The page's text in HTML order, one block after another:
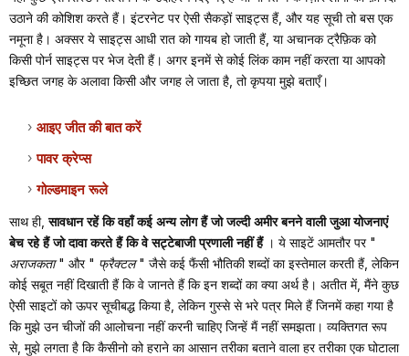
उठाने की कोशिश करते हैं। इंटरनेट पर ऐसी सैकड़ों साइट्स हैं, और यह सूची तो बस एक
नमूना है। अक्सर ये साइट्स आधी रात को गायब हो जाती हैं, या अचानक ट्रैफ़िक को
किसी पोर्न साइट्स पर भेज देती हैं। अगर इनमें से कोई लिंक काम नहीं करता या आपको
इच्छित जगह के अलावा किसी और जगह ले जाता है, तो कृपया मुझे बताएँ।
आइए जीत की बात करें
पावर क्रेप्स
गोल्डमाइन रूले
साथ ही,सावधान रहें कि वहाँ कई अन्य लोग हैं जो जल्दी अमीर बनने वाली जुआ योजनाएं
बेच रहे हैं जो दावा करते हैं कि वे सट्टेबाजी प्रणाली नहीं हैं। ये साइटें आमतौर पर "
अराजकता" और " फ्रैक्टल" जैसे कई फैंसी भौतिकी शब्दों का इस्तेमाल करती हैं, लेकिन
कोई सबूत नहीं दिखाती हैं कि वे जानते हैं कि इन शब्दों का क्या अर्थ है। अतीत में, मैंने कुछ
ऐसी साइटों को ऊपर सूचीबद्ध किया है, लेकिन गुस्से से भरे पत्र मिले हैं जिनमें कहा गया है
कि मुझे उन चीजों की आलोचना नहीं करनी चाहिए जिन्हें मैं नहीं समझता। व्यक्तिगत रूप
से, मुझे लगता है कि कैसीनो को हराने का आसान तरीका बताने वाला हर तरीका एक घोटाला